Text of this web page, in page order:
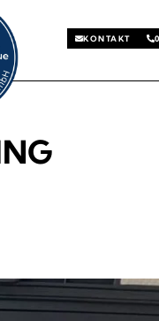
KONTAKT